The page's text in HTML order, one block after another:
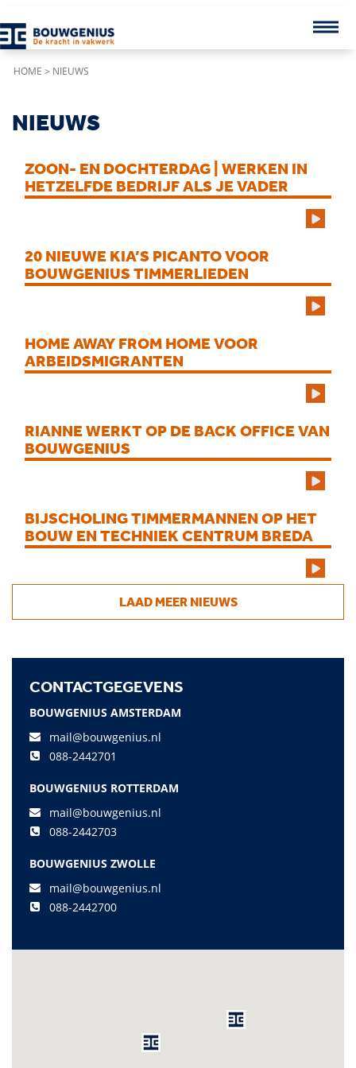
HOME > NIEUWS
NIEUWS
ZOON- EN DOCHTERDAG | WERKEN IN
HETZELFDE BEDRIJF ALS JE VADER
20 NIEUWE KIA’S PICANTO VOOR
BOUWGENIUS TIMMERLIEDEN
HOME AWAY FROM HOME VOOR
ARBEIDSMIGRANTEN
RIANNE WERKT OP DE BACK OFFICE VAN
BOUWGENIUS
BIJSCHOLING TIMMERMANNEN OP HET
BOUW EN TECHNIEK CENTRUM BREDA
LAAD MEER NIEUWS
CONTACTGEGEVENS
BOUWGENIUS AMSTERDAM
mail@bouwgenius.nl
088-2442701
BOUWGENIUS ROTTERDAM
mail@bouwgenius.nl
088-2442703
BOUWGENIUS ZWOLLE
mail@bouwgenius.nl
088-2442700